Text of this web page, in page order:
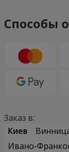
Способы
Заказ в:
Киев
Ивано-